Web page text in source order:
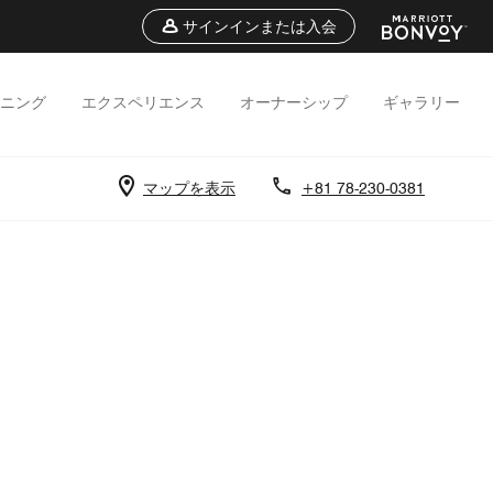
サインインまたは入会
ング エクスペリエンス オーナーシップ ギャラリー
マップを表示 +81 78-230-0381